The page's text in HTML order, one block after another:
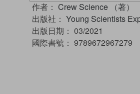
作者： Crew Science （著）
出版社： Young Scientists
出版日期： 03/2021
國際書號： 9789672967279